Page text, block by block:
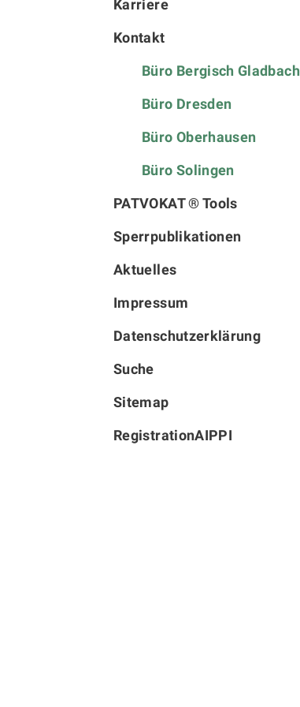
Karriere
Kontakt
Büro Bergisch Gladbach
Büro Dresden
Büro Oberhausen
Büro Solingen
PATVOKAT ® Tools
Sperrpublikationen
Aktuelles
Impressum
Datenschutzerklärung
Suche
Sitemap
RegistrationAIPPI